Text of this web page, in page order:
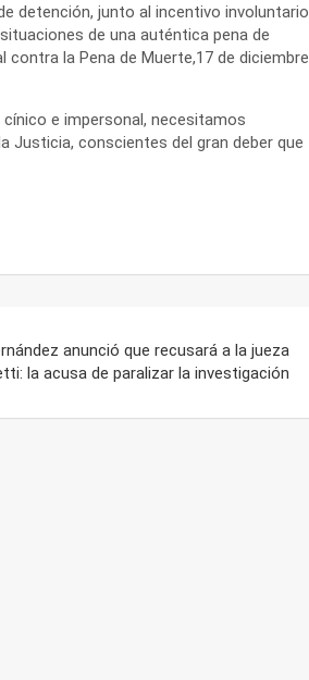
detención, junto al incentivo involuntario
de una auténtica pena de
la Pena de Muerte,17 de diciembre
e impersonal, necesitamos
Justicia, conscientes del gran deber que
anunció que recusará a la jueza
la acusa de paralizar la investigación